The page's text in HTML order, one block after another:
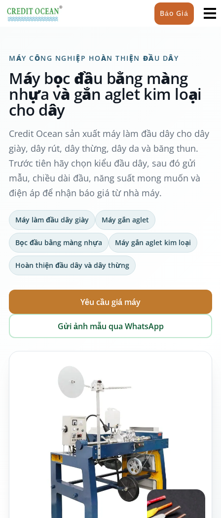
Báo Giá
MÁY CÔNG NGHIỆP HOÀN THIỆN ĐẦU DÂY
Máy bọc đầu bằng màng
nhựa và gắn aglet kim loại
cho dây
Credit Ocean sản xuất máy làm đầu dây cho dây
giày, dây rút, dây thừng, dây da và băng thun.
Trước tiên hãy chọn kiểu đầu dây, sau đó gửi
mẫu, chiều dài đầu, năng suất mong muốn và
điện áp để nhận báo giá từ nhà máy.
Máy làm đầu dây giày Máy gắn aglet
Bọc đầu bằng màng nhựa Máy gắn aglet kim loại
Hoàn thiện đầu dây và dây thừng
Yêu cầu giá máy
Gửi ảnh mẫu qua WhatsApp